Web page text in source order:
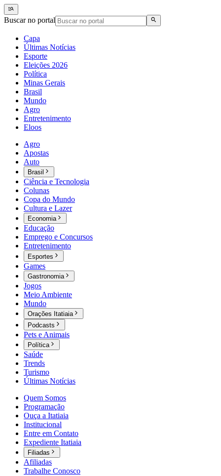
Buscar no portal
Capa
Últimas Notícias
Esporte
Eleições 2026
Política
Minas Gerais
Brasil
Mundo
Agro
Entretenimento
Eloos
Agro
Apostas
Auto
Brasil
Ciência e Tecnologia
Colunas
Copa do Mundo
Cultura e Lazer
Economia
Educação
Emprego e Concursos
Entretenimento
Esportes
Games
Gastronomia
Jogos
Meio Ambiente
Mundo
Orações Itatiaia
Podcasts
Pets e Animais
Política
Saúde
Trends
Turismo
Últimas Notícias
Quem Somos
Programação
Ouça a Itatiaia
Institucional
Entre em Contato
Expediente Itatiaia
Filiadas
Afiliadas
Trabalhe Conosco